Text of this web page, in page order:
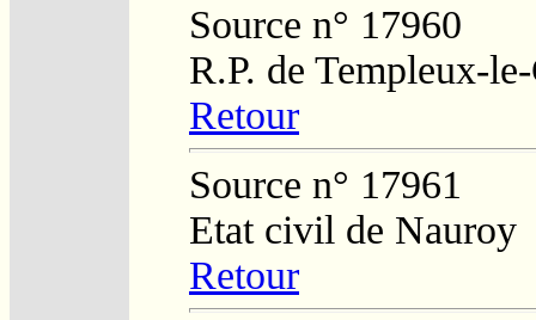
Source n° 17960
R.P. de Templeux-
Retour
Source n° 17961
Etat civil de Nauroy
Retour